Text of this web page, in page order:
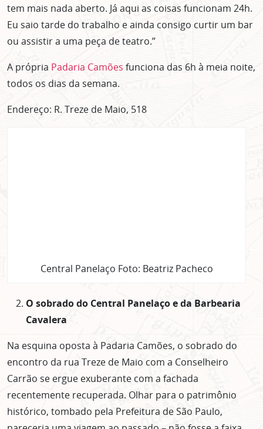
tem mais nada aberto. Já aqui as coisas funcionam 24h.
Eu saio tarde do trabalho e ainda consigo curtir um bar
ou assistir a uma peça de teatro.”
A própria Padaria Camões funciona das 6h à meia noite,
todos os dias da semana.
Endereço: R. Treze de Maio, 518
Central Panelaço Foto: Beatriz Pacheco
O sobrado do Central Panelaço e da Barbearia
Cavalera
Na esquina oposta à Padaria Camões, o sobrado do
encontro da rua Treze de Maio com a Conselheiro
Carrão se ergue exuberante com a fachada
recentemente recuperada. Olhar para o patrimônio
histórico, tombado pela Prefeitura de São Paulo,